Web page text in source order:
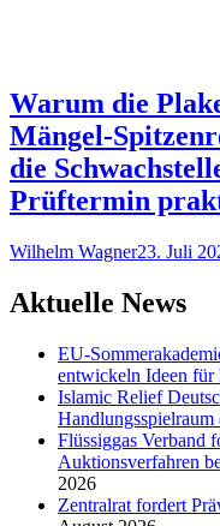
Warum die
Mängel-
die
Prüftermin
Wilhelm Wagner23. Juli
Aktuelle News
EU-
entwickeln Ideen
Islamic Relief
Flüssiggas Verband
Auktionsverfahren
2026
Zentralrat fordert